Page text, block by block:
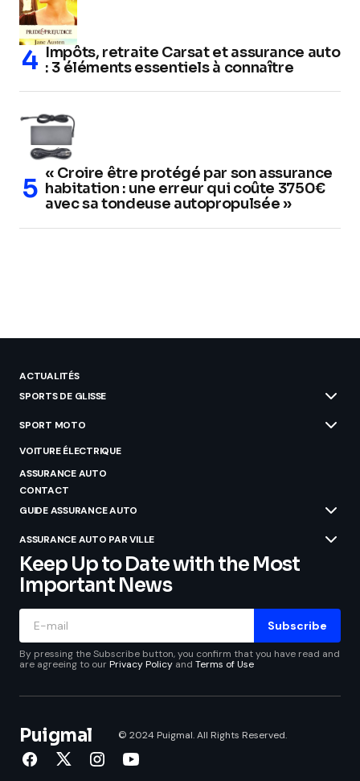
Impôts, retraite Carsat et assurance auto
: 3 éléments essentiels à connaître
« Croire être protégé par son assurance
habitation : une erreur qui coûte 3750€
avec sa tondeuse autopropulsée »
ACTUALITÉS
SPORTS DE GLISSE
SPORT MOTO
VOITURE ÉLECTRIQUE
ASSURANCE AUTO
CONTACT
GUIDE ASSURANCE AUTO
ASSURANCE AUTO PAR VILLE
Keep Up to Date with the Most
Important News
Subscribe
By pressing the Subscribe button, you confirm that you have read and
are agreeing to ourPrivacy Policy and Terms of Use
Puigmal © 2024 Puigmal. All Rights Reserved.